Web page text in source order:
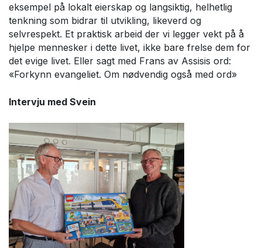
eksempel på lokalt eierskap og langsiktig, helhetlig
tenkning som bidrar til utvikling, likeverd og
selvrespekt. Et praktisk arbeid der vi legger vekt på å
hjelpe mennesker i dette livet, ikke bare frelse dem for
det evige livet. Eller sagt med Frans av Assisis ord:
«Forkynn evangeliet. Om nødvendig også med ord»
Intervju med Svein